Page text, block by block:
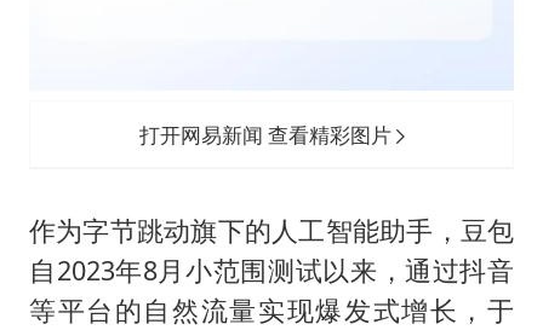
打开网易新闻 查看精彩图片
作为字节跳动旗下的人工智能助手，豆包
自2023年8月小范围测试以来，通过抖音
等平台的自然流量实现爆发式增长，于